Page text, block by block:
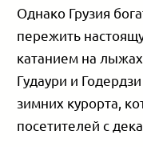
Однако Грузия
пережить
катанием на
Гудаури и
зимних курорта,
посетителей с